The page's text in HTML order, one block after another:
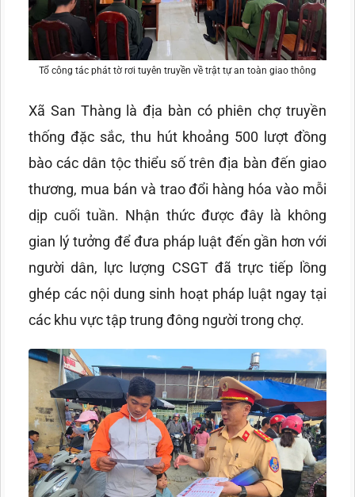
Tổ công tác phát tờ rơi tuyên truyền về trật tự an toàn giao thông
Xã San Thàng là địa bàn có phiên chợ truyền
thống đặc sắc, thu hút khoảng 500 lượt đồng
bào các dân tộc thiểu số trên địa bàn đến giao
thương, mua bán và trao đổi hàng hóa vào mỗi
dịp cuối tuần. Nhận thức được đây là không
gian lý tưởng để đưa pháp luật đến gần hơn với
người dân, lực lượng CSGT đã trực tiếp lồng
ghép các nội dung sinh hoạt pháp luật ngay tại
các khu vực tập trung đông người trong chợ.